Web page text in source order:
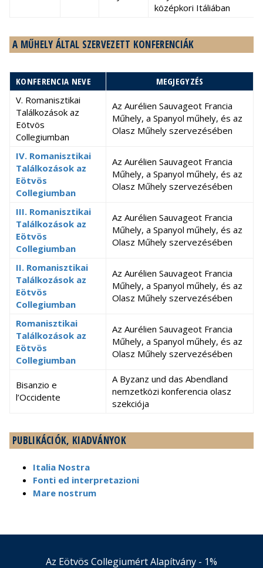
középkori Itáliában
A MŰHELY ÁLTAL SZERVEZETT KONFERENCIÁK
KONFERENCIA NEVE
MEGJEGYZÉS
V. Romanisztikai
Találkozások az
Eötvös
Collegiumban
Az Aurélien Sauvageot Francia
Műhely, a Spanyol műhely, és az
Olasz Műhely szervezésében
IV. Romanisztikai
Találkozások az
Eötvös
Collegiumban
Az Aurélien Sauvageot Francia
Műhely, a Spanyol műhely, és az
Olasz Műhely szervezésében
III. Romanisztikai
Találkozások az
Eötvös
Collegiumban
Az Aurélien Sauvageot Francia
Műhely, a Spanyol műhely, és az
Olasz Műhely szervezésében
II. Romanisztikai
Találkozások az
Eötvös
Collegiumban
Az Aurélien Sauvageot Francia
Műhely, a Spanyol műhely, és az
Olasz Műhely szervezésében
Romanisztikai
Találkozások az
Eötvös
Collegiumban
Az Aurélien Sauvageot Francia
Műhely, a Spanyol műhely, és az
Olasz Műhely szervezésében
Bisanzio e
l’Occidente
A Byzanz und das Abendland
nemzetközi konferencia olasz
szekciója
PUBLIKÁCIÓK, KIADVÁNYOK
Italia Nostra
Fonti ed interpretazioni
Mare nostrum
Az Eötvös Collegiumért Alapítvány - 1%